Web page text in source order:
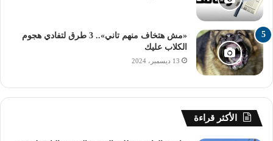
«مش هتخاف منهم تاني».. 3 طرق لتفادي هجوم
الكلاب عليك
13 ديسمبر، 2024
الأكثر قراءة